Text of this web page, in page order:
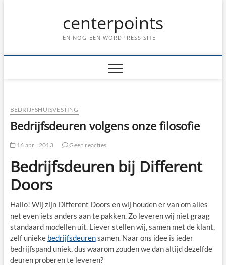
centerpoints
EN NOG EEN WORDPRESS SITE
BEDRIJFSHUISVESTING
Bedrijfsdeuren volgens onze filosofie
16 april 2013 Geen reacties
Bedrijfsdeuren bij Different
Doors
Hallo! Wij zijn Different Doors en wij houden er van om alles
net even iets anders aan te pakken. Zo leveren wij niet graag
standaard modellen uit. Liever stellen wij, samen met de klant,
zelf unieke bedrijfsdeurensamen. Naar ons idee is ieder
bedrijfspand uniek, dus waarom zouden we dan altijd dezelfde
deuren proberen te leveren?